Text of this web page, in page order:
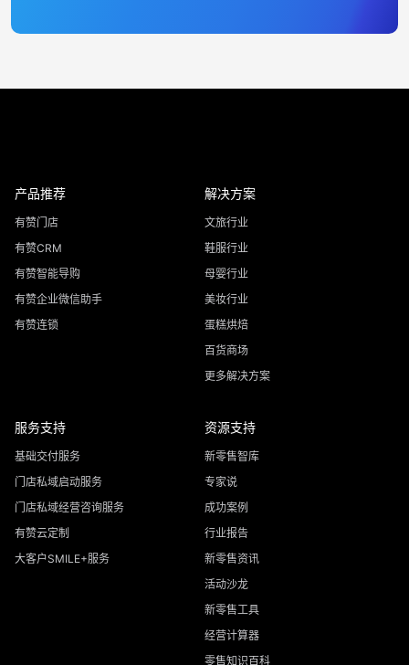
产品推荐
有赞门店
有赞CRM
有赞智能导购
有赞企业微信助手
有赞连锁
解决方案
文旅行业
鞋服行业
母婴行业
美妆行业
蛋糕烘焙
百货商场
更多解决方案
服务支持
基础交付服务
门店私域启动服务
门店私域经营咨询服务
有赞云定制
大客户SMILE+服务
资源支持
新零售智库
专家说
成功案例
行业报告
新零售资讯
活动沙龙
新零售工具
经营计算器
零售知识百科